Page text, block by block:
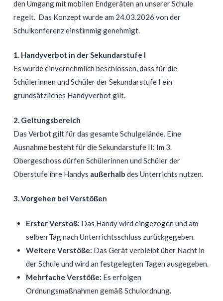
den Umgang mit mobilen Endgeräten an unserer Schule
regelt. Das Konzept wurde am 24.03.2026 von der
Schulkonferenz einstimmig genehmigt.
1. Handyverbot in der Sekundarstufe I
Es wurde einvernehmlich beschlossen, dass für die
Schülerinnen und Schüler der Sekundarstufe I ein
grundsätzliches Handyverbot gilt.
2. Geltungsbereich
Das Verbot gilt für das gesamte Schulgelände. Eine
Ausnahme besteht für die Sekundarstufe II: Im 3.
Obergeschoss dürfen Schülerinnen und Schüler der
Oberstufe ihre Handys außerhalb des Unterrichts nutzen.
3. Vorgehen bei Verstößen
Erster Verstoß: Das Handy wird eingezogen und am
selben Tag nach Unterrichtsschluss zurückgegeben.
Weitere Verstöße: Das Gerät verbleibt über Nacht in
der Schule und wird an festgelegten Tagen ausgegeben.
Mehrfache Verstöße: Es erfolgen
Ordnungsmaßnahmen gemäß Schulordnung.